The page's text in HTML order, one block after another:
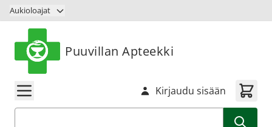
Siirry sisältöön
Aukioloajat
Puuvillan Apteekki
Kirjaudu sisään